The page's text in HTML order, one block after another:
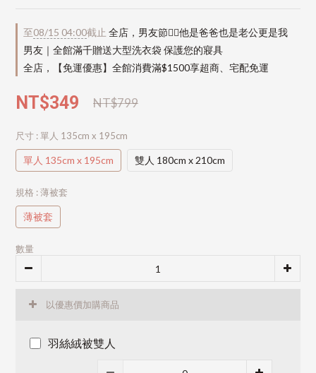
至08/15 04:00截止 全店，男友節👱‍♂️他是爸爸也是老公更是我
男友｜全館滿千贈送大型洗衣袋 保護您的寢具
全店，【免運優惠】全館消費滿$1500享超商、宅配免運
NT$799
NT$349
尺寸 : 單人 135cm x 195cm
單人 135cm x 195cm 雙人 180cm x 210cm
規格 : 薄被套
薄被套
數量
以優惠價加購商品
羽絲絨被雙人